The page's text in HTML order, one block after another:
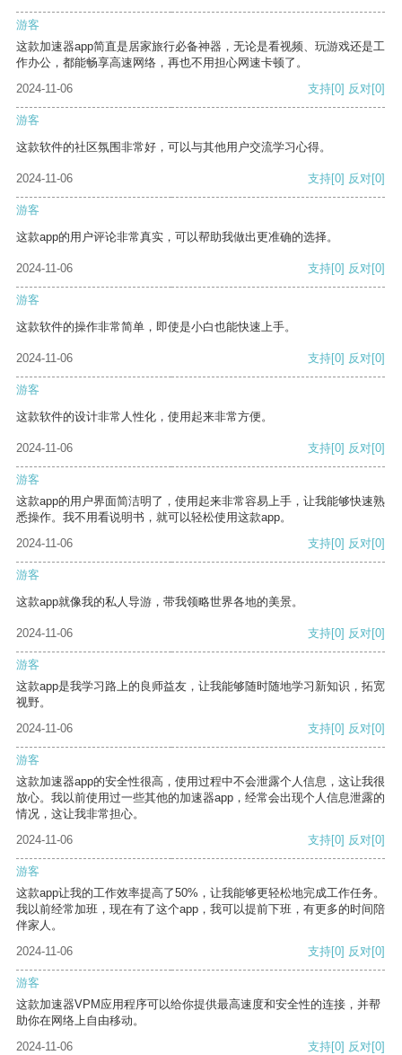
游客
这款加速器app简直是居家旅行必备神器，无论是看视频、玩游戏还是工
作办公，都能畅享高速网络，再也不用担心网速卡顿了。
2024-11-06
支持[0] 反对[0]
游客
这款软件的社区氛围非常好，可以与其他用户交流学习心得。
2024-11-06 支持[0] 反对[0]
游客
这款app的用户评论非常真实，可以帮助我做出更准确的选择。
2024-11-06 支持[0] 反对[0]
游客
这款软件的操作非常简单，即使是小白也能快速上手。
2024-11-06 支持[0] 反对[0]
游客
这款软件的设计非常人性化，使用起来非常方便。
2024-11-06 支持[0] 反对[0]
游客
这款app的用户界面简洁明了，使用起来非常容易上手，让我能够快速熟
悉操作。我不用看说明书，就可以轻松使用这款app。
2024-11-06
支持[0] 反对[0]
游客
这款app就像我的私人导游，带我领略世界各地的美景。
2024-11-06 支持[0] 反对[0]
游客
这款app是我学习路上的良师益友，让我能够随时随地学习新知识，拓宽
视野。
2024-11-06
支持[0] 反对[0]
游客
这款加速器app的安全性很高，使用过程中不会泄露个人信息，这让我很
放心。我以前使用过一些其他的加速器app，经常会出现个人信息泄露的
情况，这让我非常担心。
2024-11-06
支持[0] 反对[0]
游客
这款app让我的工作效率提高了50%，让我能够更轻松地完成工作任务。
我以前经常加班，现在有了这个app，我可以提前下班，有更多的时间陪
伴家人。
2024-11-06
支持[0] 反对[0]
游客
这款加速器VPM应用程序可以给你提供最高速度和安全性的连接，并帮
助你在网络上自由移动。
2024-11-06
支持[0] 反对[0]